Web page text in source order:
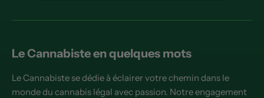
Le Cannabiste en quelques mots
Le Cannabiste se dédie à éclairer votre chemin dans le
monde du cannabis légal avec passion. Notre engagement